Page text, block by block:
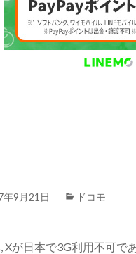
年9月21日 ドコモ
Xが日本で3G利用不可